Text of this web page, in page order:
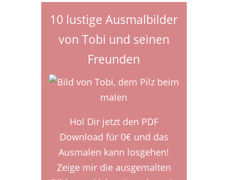
10 lustige Ausmalbilder
von Tobi und seinen
Freunden
Hol Dir jetzt den PDF
Download für 0€ und das
Ausmalen kann losgehen!
Zeige mir die ausgemalten